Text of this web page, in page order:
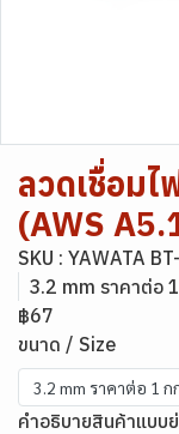
ลวดเชื่อมไ
(AWS
SKU : YAWATA
3.2 mm ราคาต่อ
฿67
ขนาด / Size
3.2 mm ราคาต่อ 1
คำอธิบายสินค้าแบบ